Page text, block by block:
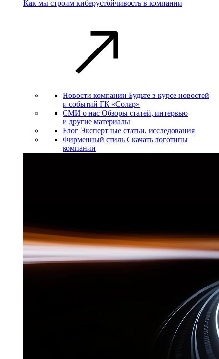
Как мы строим киберустойчивость в компании
Новости компании Будьте в курсе новостей
и событий ГК «Солар»
СМИ о нас Обзоры статей, интервью
и другие материалы
Блог Экспертные статьи, исследования
Фирменный стиль Скачать логотипы
компании